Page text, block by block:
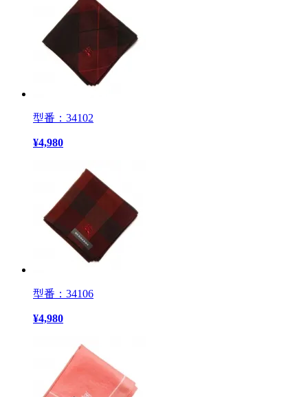
型番：34102
¥4,980
型番：34106
¥4,980